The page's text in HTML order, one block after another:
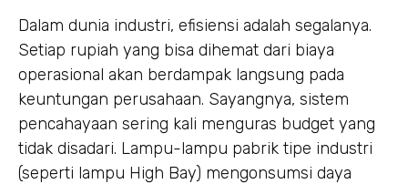
Dalam dunia industri, efisiensi adalah segalanya.
Setiap rupiah yang bisa dihemat dari biaya
operasional akan berdampak langsung pada
keuntungan perusahaan. Sayangnya, sistem
pencahayaan sering kali menguras budget yang
tidak disadari. Lampu-lampu pabrik tipe industri
(seperti lampu High Bay) mengonsumsi daya